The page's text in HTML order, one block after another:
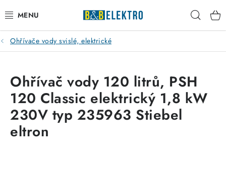
na
obsah
Reklamace / Vrácení zboží
Kontakty
VYTÁPĚNÍ
Ohřívače vody svislé, elektrické
Ohřívač vody 120 litrů, PSH
120 Classic elektrický 1,8 kW
230V typ 235963 Stiebel
eltron